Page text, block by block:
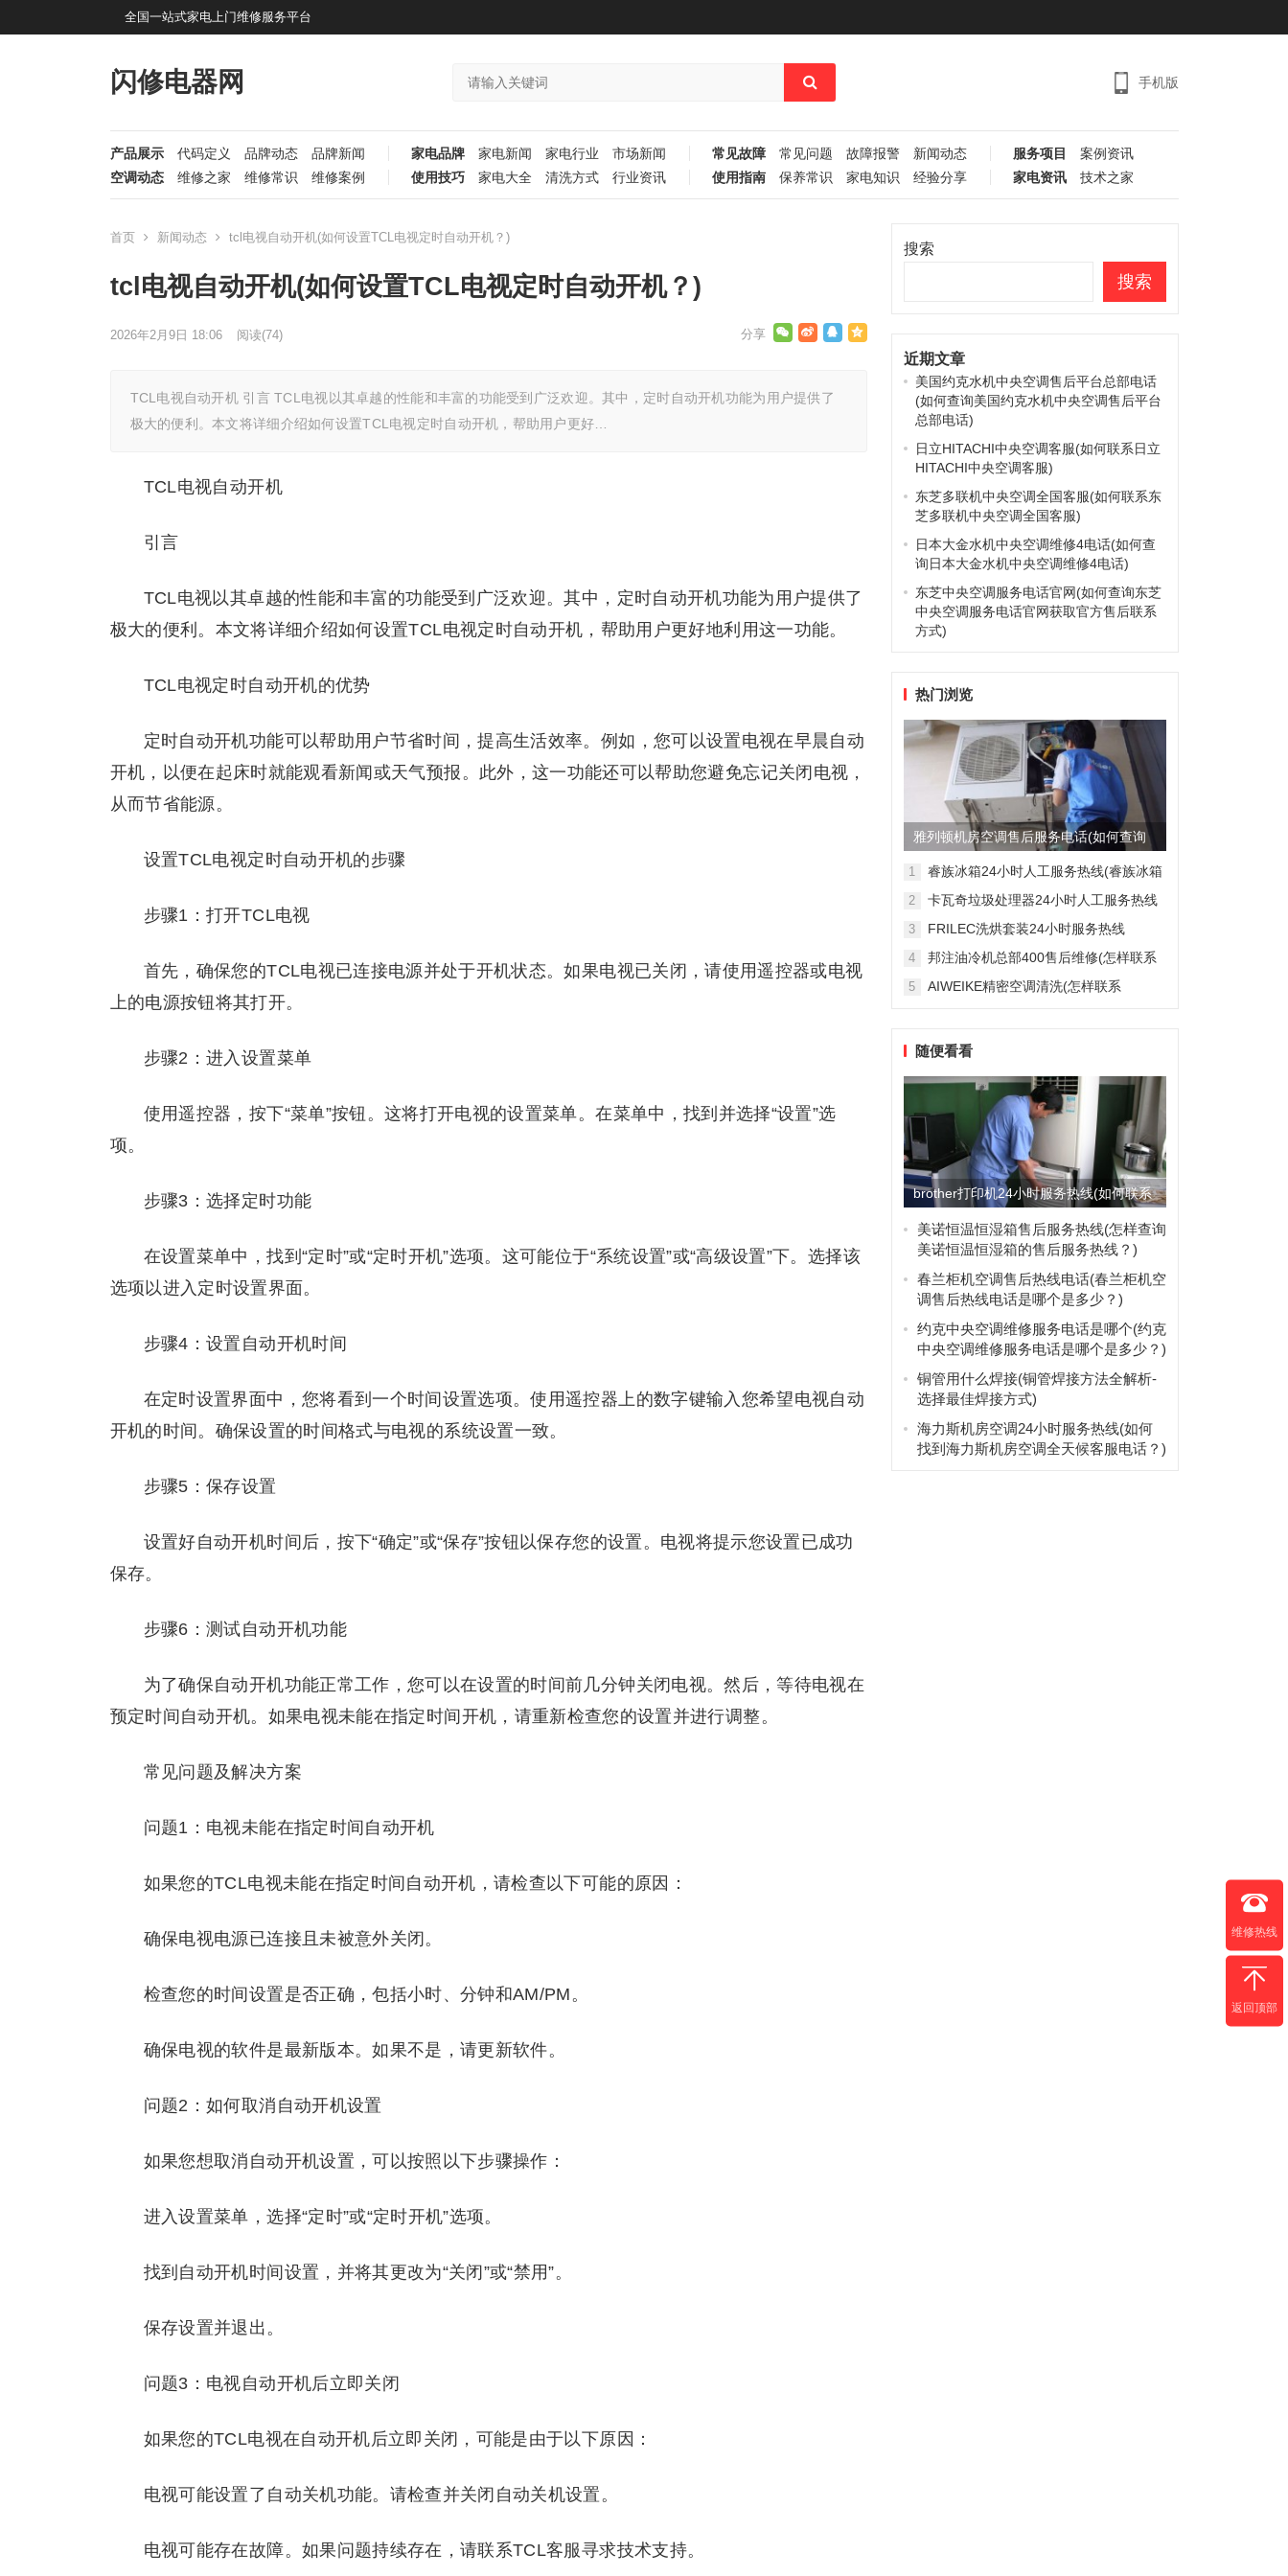
全国一站式家电上门维修服务平台
闪修电器网 手机版
产品展示 代码定义 品牌动态 品牌新闻 家电品牌 家电新闻 家电行业 市场新闻 常见故障 常见问题 故障报警 新闻动态 服务项目
案例资讯
空调动态
维修之家 维修常识 维修案例 使用技巧 家电大全 清洗方式 行业资讯 使用指南 保养常识 家电知识 经验分享 家电资讯 技术之家
首页 新闻动态 tcl电视自动开机(如何设置TCL电视定时自动开机？)
tcl电视自动开机(如何设置TCL电视定时自动开机？)
2026年2月9日 18:06 阅读(74)
TCL电视自动开机 引言 TCL电视以其卓越的性能和丰富的功能受到广泛欢迎。其中，定时自动开机功能为用户提供了
极大的便利。本文将详细介绍如何设置TCL电视定时自动开机，帮助用户更好…
TCL电视自动开机
引言
TCL电视以其卓越的性能和丰富的功能受到广泛欢迎。其中，定时自动开机功能为用户提供了
极大的便利。本文将详细介绍如何设置TCL电视定时自动开机，帮助用户更好地利用这一功能。
TCL电视定时自动开机的优势
定时自动开机功能可以帮助用户节省时间，提高生活效率。例如，您可以设置电视在早晨自动
开机，以便在起床时就能观看新闻或天气预报。此外，这一功能还可以帮助您避免忘记关闭电视，
从而节省能源。
设置TCL电视定时自动开机的步骤
步骤1：打开TCL电视
首先，确保您的TCL电视已连接电源并处于开机状态。如果电视已关闭，请使用遥控器或电视
上的电源按钮将其打开。
步骤2：进入设置菜单
使用遥控器，按下“菜单”按钮。这将打开电视的设置菜单。在菜单中，找到并选择“设置”选
项。
步骤3：选择定时功能
在设置菜单中，找到“定时”或“定时开机”选项。这可能位于“系统设置”或“高级设置”下。选择该
选项以进入定时设置界面。
步骤4：设置自动开机时间
在定时设置界面中，您将看到一个时间设置选项。使用遥控器上的数字键输入您希望电视自动
开机的时间。确保设置的时间格式与电视的系统设置一致。
步骤5：保存设置
设置好自动开机时间后，按下“确定”或“保存”按钮以保存您的设置。电视将提示您设置已成功
保存。
步骤6：测试自动开机功能
为了确保自动开机功能正常工作，您可以在设置的时间前几分钟关闭电视。然后，等待电视在
预定时间自动开机。如果电视未能在指定时间开机，请重新检查您的设置并进行调整。
常见问题及解决方案
问题1：电视未能在指定时间自动开机
如果您的TCL电视未能在指定时间自动开机，请检查以下可能的原因：
确保电视电源已连接且未被意外关闭。
检查您的时间设置是否正确，包括小时、分钟和AM/PM。
确保电视的软件是最新版本。如果不是，请更新软件。
问题2：如何取消自动开机设置
如果您想取消自动开机设置，可以按照以下步骤操作：
进入设置菜单，选择“定时”或“定时开机”选项。
找到自动开机时间设置，并将其更改为“关闭”或“禁用”。
保存设置并退出。
问题3：电视自动开机后立即关闭
如果您的TCL电视在自动开机后立即关闭，可能是由于以下原因：
电视可能设置了自动关机功能。请检查并关闭自动关机设置。
电视可能存在故障。如果问题持续存在，请联系TCL客服寻求技术支持。
搜索
搜索
近期文章
美国约克水机中央空调售后平台总部电话
(如何查询美国约克水机中央空调售后平台
总部电话)
日立HITACHI中央空调客服(如何联系日立
HITACHI中央空调客服)
东芝多联机中央空调全国客服(如何联系东
芝多联机中央空调全国客服)
日本大金水机中央空调维修4电话(如何查
询日本大金水机中央空调维修4电话)
东芝中央空调服务电话官网(如何查询东芝
中央空调服务电话官网获取官方售后联系
方式)
热门浏览
雅列顿机房空调售后服务电话(如何查询
雅列顿机房空调售后服务电...
1
睿族冰箱24小时人工服务热线(睿族冰箱
2
卡瓦奇垃圾处理器24小时人工服务热线
是多少？)
3
FRILEC洗烘套装24小时服务热线
少？)
4
邦注油冷机总部400售后维修(怎样联系
5
AIWEIKE精密空调清洗(怎样联系
随便看看
brother打印机24小时服务热线(如何联系
Brother...
美诺恒温恒湿箱售后服务热线(怎样查询
美诺恒温恒湿箱的售后服务热线？)
春兰柜机空调售后热线电话(春兰柜机空
调售后热线电话是哪个是多少？)
约克中央空调维修服务电话是哪个(约克
中央空调维修服务电话是哪个是多少？)
铜管用什么焊接(铜管焊接方法全解析-
选择最佳焊接方式)
海力斯机房空调24小时服务热线(如何
找到海力斯机房空调全天候客服电话？)
维修热线
返回顶部